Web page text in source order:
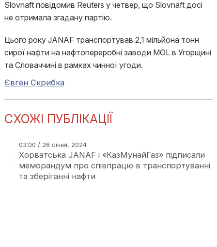
Slovnaft повідомив Reuters у четвер, що Slovnaft досі
не отримала згадану партію.
Цього року JANAF транспортував 2,1 мільйона тонн
сирої нафти на нафтопереробні заводи MOL в Угорщині
та Словаччині в рамках чинної угоди.
Євген Скрибка
СХОЖІ ПУБЛІКАЦІЇ
03:00 / 26 січня, 2024
Хорватська JANAF і «КазМунайГаз» підписали
меморандум про співпрацю в транспортуванні
та зберіганні нафти